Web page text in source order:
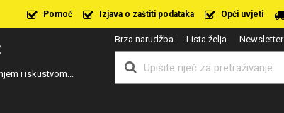
Pomoć Izjava o zaštiti podataka Opći uvjeti
i iskustvom...
Brza narudžba Lista želja Newsletter